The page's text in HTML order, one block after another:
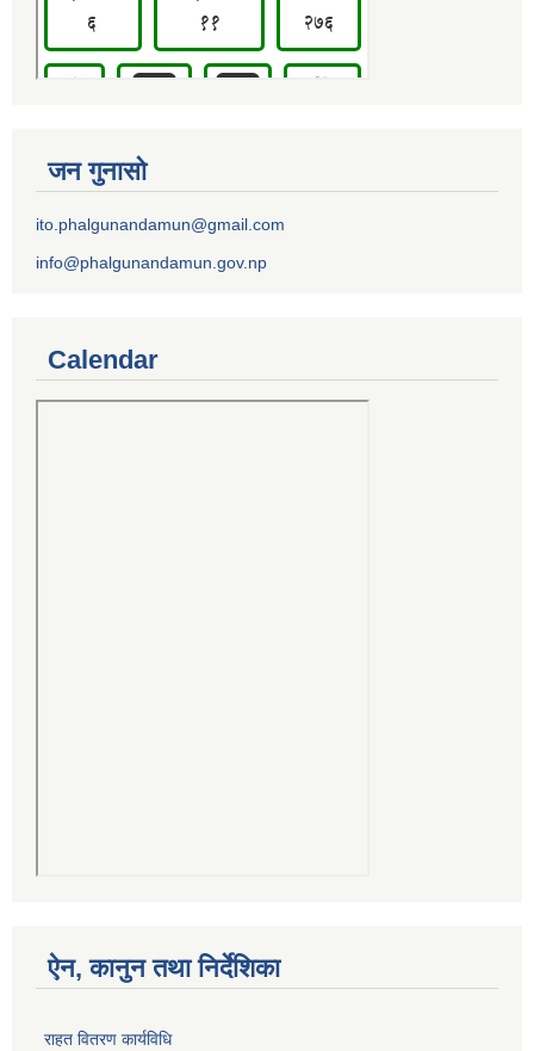
जन गुनासो
ito.phalgunandamun@gmail.com
info@phalgunandamun.gov.np
Calendar
ऐन, कानुन तथा निर्देशिका
राहत वितरण कार्यविधि